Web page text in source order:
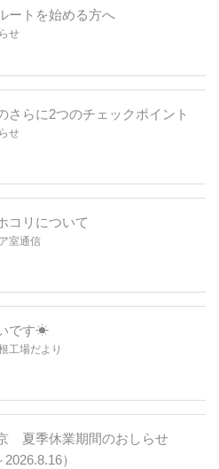
ートを始める方へ
せ
さらに2つのチェックポイント
せ
コリについて
室通信
です☀
工場だより
夏季休業期間のおしらせ
2026.8.16）